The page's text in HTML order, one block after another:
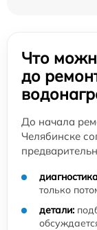
Что
до
До начала
Челябинске
только
детали: